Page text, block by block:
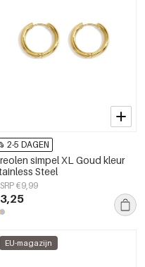
2-5 DAGEN
simpel XL Goud kleur
Steel
€9,99
EU-magazijn